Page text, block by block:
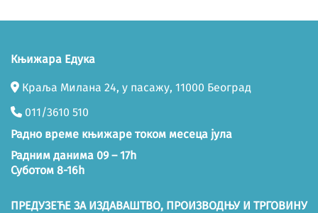
Књижара Едука
Краља Милана 24, у пасажу, 11000 Београд
011/3610 510
Радно време књижаре током месеца јула
Радним данима 09 – 17h
Суботом 8-16h
ПРЕДУЗЕЋЕ ЗА ИЗДАВАШТВО, ПРОИЗВОДЊУ И ТРГОВИНУ